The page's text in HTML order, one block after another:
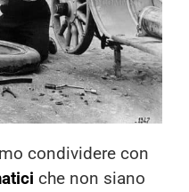
condividere con
che non siano